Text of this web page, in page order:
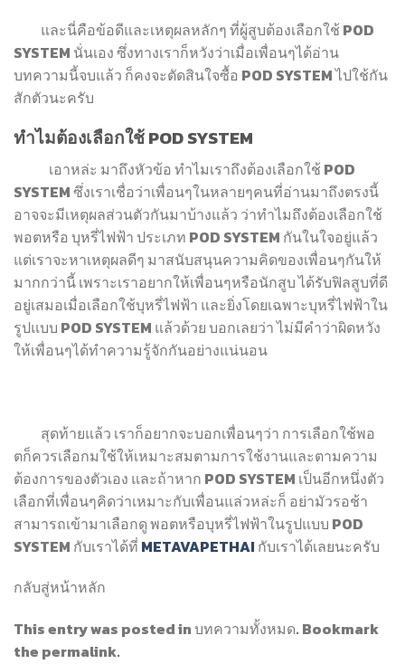
และนี่คือข้อดีและเหตุผลหลักๆ ที่ผู้สูบต้องเลือกใช้ POD
SYSTEM นั่นเอง ซึ่งทางเราก็หวังว่าเมื่อเพื่อนๆได้อ่าน
บทความนี้จบแล้ว ก็คงจะตัดสินใจซื้อ POD SYSTEM ไปใช้กัน
สักตัวนะครับ
ทำไมต้องเลือกใช้ POD SYSTEM
เอาหล่ะ มาถึงหัวข้อ ทำไมเราถึงต้องเลือกใช้ POD
SYSTEM ซึ่งเราเชื่อว่าเพื่อนๆในหลายๆคนที่อ่านมาถึงตรงนี้
อาจจะมีเหตุผลส่วนตัวกันมาบ้างแล้ว ว่าทำไมถึงต้องเลือกใช้
พอตหรือ บุหรี่ไฟฟ้า ประเภท POD SYSTEM กันในใจอยู่แล้ว
แต่เราจะหาเหตุผลดีๆ มาสนับสนุนความคิดของเพื่อนๆกันให้
มากกว่านี้ เพราะเราอยากให้เพื่อนๆหรือนักสูบ ได้รับฟิลสูบที่ดี
อยู่เสมอเมื่อเลือกใช้บุหรี่ไฟฟ้า และยิ่งโดยเฉพาะบุหรี่ไฟฟ้าใน
รูปแบบ POD SYSTEM แล้วด้วย บอกเลยว่า ไม่มีคำว่าผิดหวัง
ให้เพื่อนๆได้ทำความรู้จักกันอย่างแน่นอน
สุดท้ายแล้ว เราก็อยากจะบอกเพื่อนๆว่า การเลือกใช้พอ
ตก็ควรเลือกมใช้ให้เหมาะสมตามการใช้งานและตามความ
ต้องการของตัวเอง และถ้าหาก POD SYSTEM เป็นอีกหนึ่งตัว
เลือกที่เพื่อนๆคิดว่าเหมาะกับเพื่อนแล่วหล่ะก็ อย่ามัวรอช้า
สามารถเข้ามาเลือกดู พอตหรือบุหรี่ไฟฟ้าในรูปแบบ POD
SYSTEM กับเราได้ที่ METAVAPETHAI กับเราได้เลยนะครับ
กลับสู่หน้าหลัก
This entry was posted in บทความทั้งหมด. Bookmark
the permalink.